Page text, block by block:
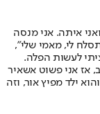
איתה. אני מנסה
לי, מאמי שלי",
לעשות הפלה.
אז אני פשוט אשאיר
ילד מפיץ אור, וזה